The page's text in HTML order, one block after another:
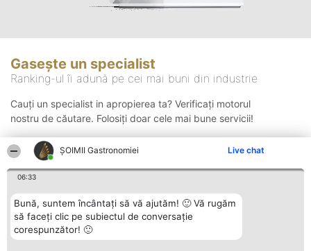
ȘOIMII Gastronomiei Live chat
06:33
Bună, suntem încântați să vă ajutăm! 🙂 Vă rugăm
să faceți clic pe subiectul de conversație
corespunzător! 🙂
Gasește un specialist
Ranking-ul îi adună pe cei mai buni din industrie
Cauți un specialist in apropierea ta? Verificați motorul
nostru de căutare. Folosiți doar cele mai bune servicii!